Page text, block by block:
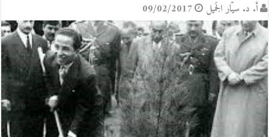
أ. د. سيّار الجَميل 09/02/2017